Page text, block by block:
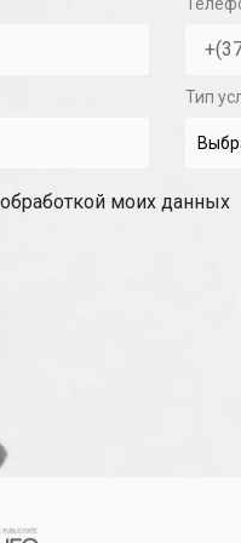
Тип
моих данных